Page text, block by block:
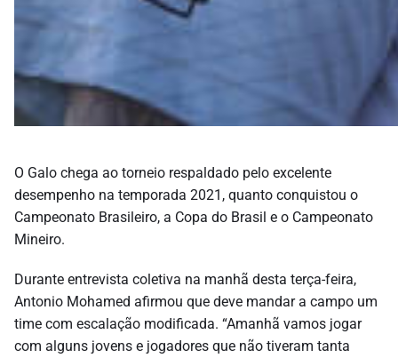
O Galo chega ao torneio respaldado pelo excelente
desempenho na temporada 2021, quanto conquistou o
Campeonato Brasileiro, a Copa do Brasil e o Campeonato
Mineiro.
Durante entrevista coletiva na manhã desta terça-feira,
Antonio Mohamed afirmou que deve mandar a campo um
time com escalação modificada. “Amanhã vamos jogar
com alguns jovens e jogadores que não tiveram tanta